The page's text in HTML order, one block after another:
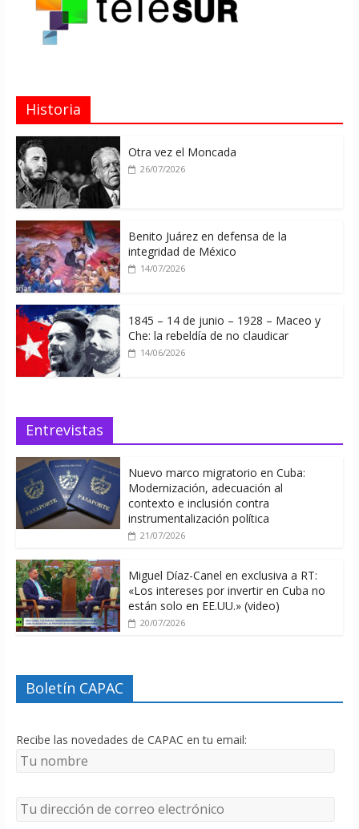
Historia
Otra vez el Moncada
26/07/2026
Benito Juárez en defensa de la
integridad de México
14/07/2026
1845 – 14 de junio – 1928 – Maceo y
Che: la rebeldía de no claudicar
14/06/2026
Entrevistas
Nuevo marco migratorio en Cuba:
Modernización, adecuación al
contexto e inclusión contra
instrumentalización política
21/07/2026
Miguel Díaz-Canel en exclusiva a RT:
«Los intereses por invertir en Cuba no
están solo en EE.UU.» (video)
20/07/2026
Boletín CAPAC
Recibe las novedades de CAPAC en tu email: